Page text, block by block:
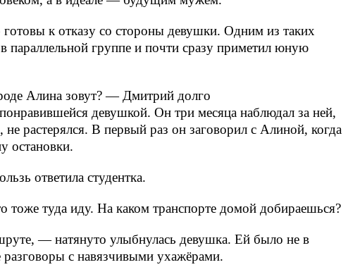
к отказу со стороны девушки. Одним из таких
группе и почти сразу приметил юную
Алина зовут? — Дмитрий долго
девушкой. Он три месяца наблюдал за ней,
не растерялся. В первый раз он заговорил с Алиной, когда
остановки.
ответила студентка.
туда иду. На каком транспорте домой добираешься?
— натянуто улыбнулась девушка. Ей было не в
разговоры с навязчивыми ухажёрами.